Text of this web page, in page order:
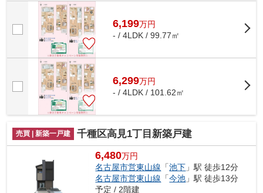
6,199万円
- / 4LDK / 99.77㎡
6,299万円
- / 4LDK / 101.62㎡
売買 | 新築一戸建 千種区高見1丁目新築戸建
6,480万円
名古屋市営東山線 「池下 」駅 徒歩12分
名古屋市営東山線 「今池 」駅 徒歩13分
予定 / 2階建